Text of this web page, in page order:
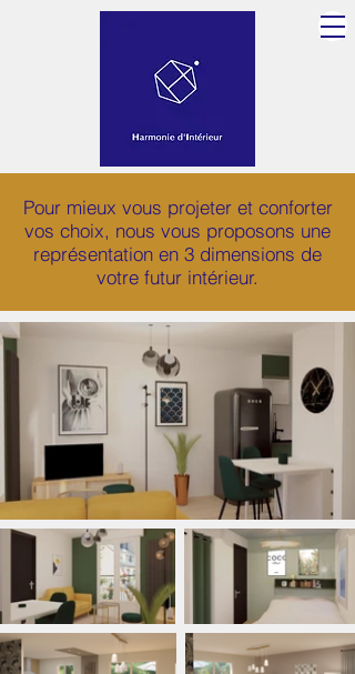
Pour mieux vous projeter et conforter
vos choix, nous vous proposons une
représentation en 3 dimensions de
votre futur intérieur.